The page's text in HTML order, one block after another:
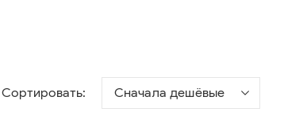
Сортировать: Сначала дешёвые